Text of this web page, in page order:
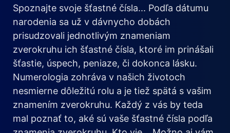
Spoznajte svoje šťastné čísla... Podľa dátumu
narodenia sa už v dávnycho dobách
prisudzovali jednotlivým znameniam
zverokruhu ich šťastné čísla, ktoré im prinášali
šťastie, úspech, peniaze, či dokonca lásku.
Numerologia zohráva v našich životoch
nesmierne dôležitú rolu a je tiež spätá s vašim
znamením zverokruhu. Každý z vás by teda
mal poznať to, aké sú vaše šťastné čísla podľa